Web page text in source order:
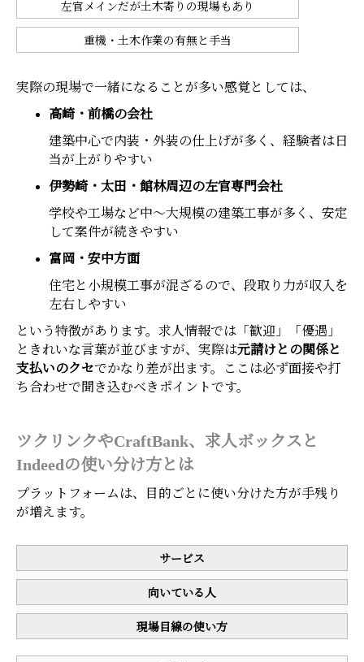
左官メインだが土木寄りの現場もあり
重機・土木作業の有無と手当
実際の現場で一緒になることが多い感覚としては、
高崎・前橋の会社
建築中心で内装・外装の仕上げが多く、経験者は日
当が上がりやすい
伊勢崎・太田・館林周辺の左官専門会社
学校や工場など中～大規模の建築工事が多く、安定
して案件が続きやすい
富岡・安中方面
住宅と小規模工事が混ざるので、段取り力が収入を
左右しやすい
という特徴があります。求人情報では「歓迎」「優遇」
ときれいな言葉が並びますが、実際は元請けとの関係と
支払いのクセでかなり差が出ます。ここは必ず面接や打
ち合わせで聞き込むべきポイントです。
ツクリンクやCraftBank、求人ボックスと
Indeedの使い分け方とは
プラットフォームは、目的ごとに使い分けた方が手残り
が増えます。
サービス
向いている人
現場目線の使い方